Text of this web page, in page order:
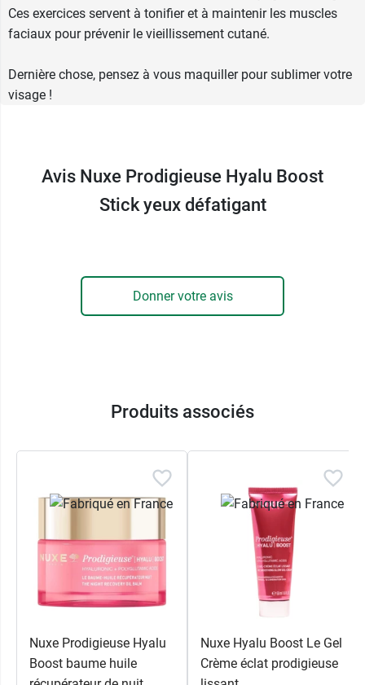
Ces exercices servent à tonifier et à maintenir les muscles
faciaux pour prévenir le vieillissement cutané.
Dernière chose, pensez à vous maquillerpour sublimer votre
visage !
Avis Nuxe Prodigieuse Hyalu Boost
Stick yeux défatigant
Donner votre avis
Produits associés
Nuxe Prodigieuse Hyalu
Boost baume huile
Nuxe Hyalu Boost Le Gel
Crème éclat prodigieuse